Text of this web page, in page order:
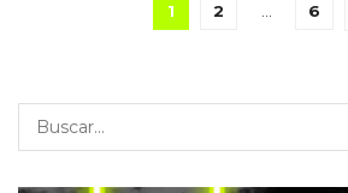
1 2 … 6